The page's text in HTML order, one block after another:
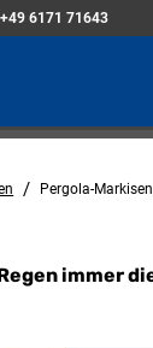
+49 6171 71643
/ Pergola-Markisen
immer